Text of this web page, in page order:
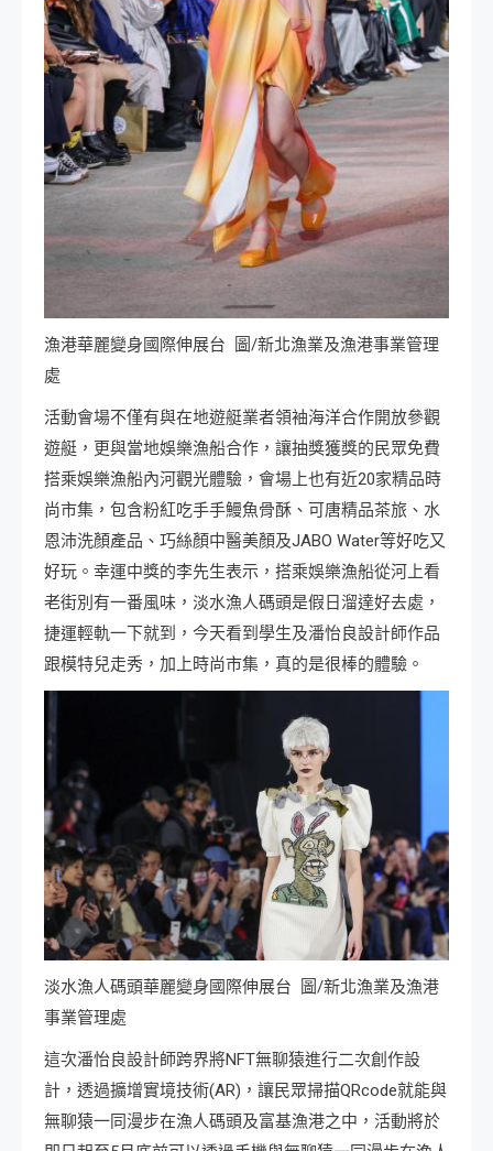
漁港華麗變身國際伸展台 圖/新北漁業及漁港事業管理
處
活動會場不僅有與在地遊艇業者領袖海洋合作開放參觀
遊艇，更與當地娛樂漁船合作，讓抽獎獲獎的民眾免費
搭乘娛樂漁船內河觀光體驗，會場上也有近20家精品時
尚市集，包含粉紅吃手手鰻魚骨酥、可唐精品茶旅、水
恩沛洗顏產品、巧絲顏中醫美顏及JABO Water等好吃又
好玩。幸運中獎的李先生表示，搭乘娛樂漁船從河上看
老街別有一番風味，淡水漁人碼頭是假日溜達好去處，
捷運輕軌一下就到，今天看到學生及潘怡良設計師作品
跟模特兒走秀，加上時尚市集，真的是很棒的體驗。
淡水漁人碼頭華麗變身國際伸展台 圖/新北漁業及漁港
事業管理處
這次潘怡良設計師跨界將NFT無聊猿進行二次創作設
計，透過擴增實境技術(AR)，讓民眾掃描QRcode就能與
無聊猿一同漫步在漁人碼頭及富基漁港之中，活動將於